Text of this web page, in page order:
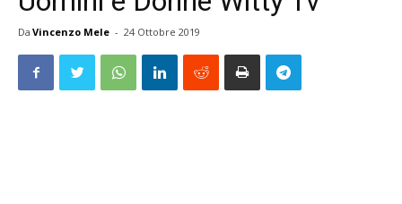
Da Vincenzo Mele - 24 Ottobre 2019